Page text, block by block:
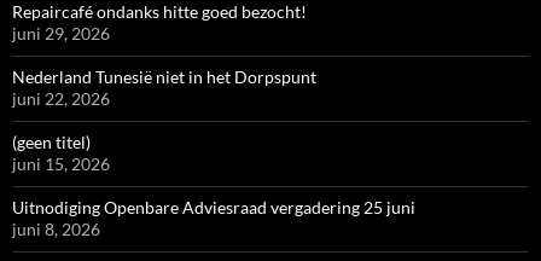
Repaircafé ondanks hitte goed bezocht!
juni 29, 2026
Nederland Tunesië niet in het Dorpspunt
juni 22, 2026
(geen titel)
juni 15, 2026
Uitnodiging Openbare Adviesraad vergadering 25 juni
juni 8, 2026